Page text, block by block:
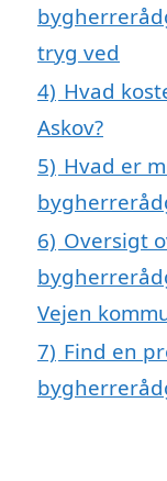
tryg ved
4) Hvad
Askov?
5) Hvad er
6) Oversigt
Vejen
7) Find en